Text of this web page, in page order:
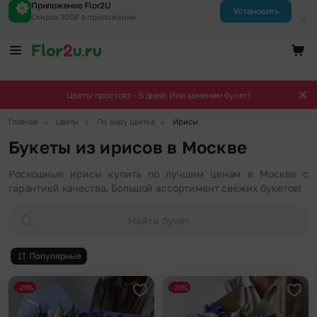
Приложение Flor2U
Скидка 300₽ в приложении
Установить
Цветы простоят - 5 дней! Или заменим букет!
Главная Цветы По виду цветка Ирисы
Букеты из ирисов в Москве
Роскошные ирисы купить по лучшим ценам в Москве с
гарантией качества. Большой ассортимент свежих букетов!
Найти букет
Популярные
Добавить в избранное
-20% -20%